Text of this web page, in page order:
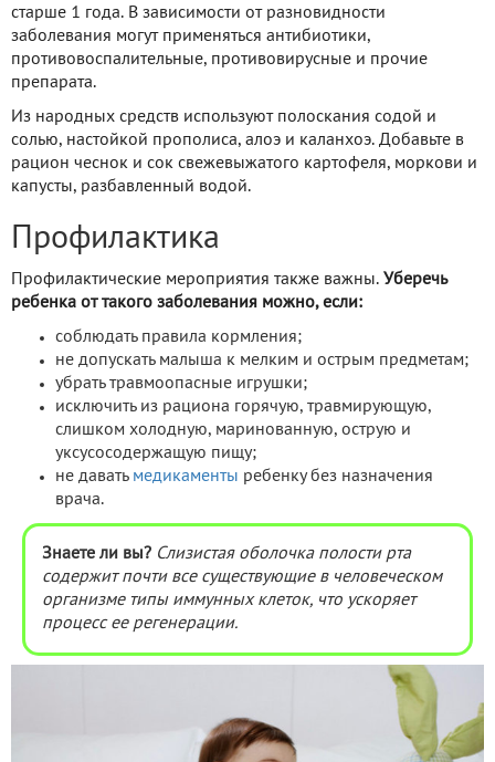
старше 1 года. В зависимости от разновидности
заболевания могут применяться антибиотики,
противовоспалительные, противовирусные и прочие
препарата.
Из народных средств используют полоскания содой и
солью, настойкой прополиса, алоэ и каланхоэ. Добавьте в
рацион чеснок и сок свежевыжатого картофеля, моркови и
капусты, разбавленный водой.
Профилактика
Профилактические мероприятия также важны. Уберечь
ребенка от такого заболевания можно, если:
соблюдать правила кормления;
не допускать малыша к мелким и острым предметам;
убрать травмоопасные игрушки;
исключить из рациона горячую, травмирующую,
слишком холодную, маринованную, острую и
уксусосодержащую пищу;
не давать медикаменты ребенку без назначения
врача.
Знаете ли вы? Слизистая оболочка полости рта
содержит почти все существующие в человеческом
организме типы иммунных клеток, что ускоряет
процесс ее регенерации.